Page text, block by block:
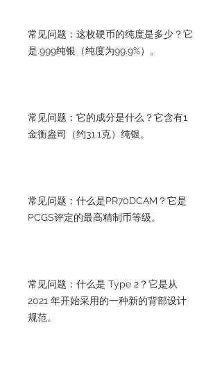
常见问题：这枚硬币的纯度是多少？它
是.999纯银（纯度为99.9%）。
常见问题：它的成分是什么？它含有1
金衡盎司（约31.1克）纯银。
常见问题：什么是PR70DCAM？它是
PCGS评定的最高精制币等级。
常见问题：什么是 Type 2？它是从
2021 年开始采用的一种新的背部设计
规范。